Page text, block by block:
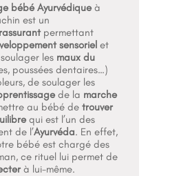
bébé Ayurvédiqueà
est un
rassurant permettant
sensorielet
les maux du
poussées dentaires…)
de soulager les
de la marche
au bébé detrouver
qui est l’un des
de l’Ayurvéda. En effet,
bébé est chargé des
ce rituel lui permet de
à lui-même.